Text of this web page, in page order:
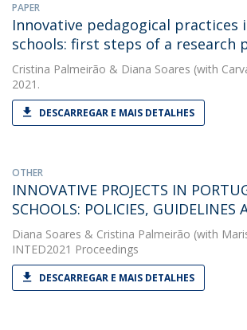
PAPER
Innovative pedagogical practices
schools: first steps of a research
Cristina Palmeirão & Diana Soares (with
2021.
DESCARREGAR E MAIS DETALHES
OTHER
INNOVATIVE PROJECTS IN
SCHOOLS: POLICIES, GUIDELINES
Diana Soares & Cristina Palmeirão (with
INTED2021 Proceedings
DESCARREGAR E MAIS DETALHES